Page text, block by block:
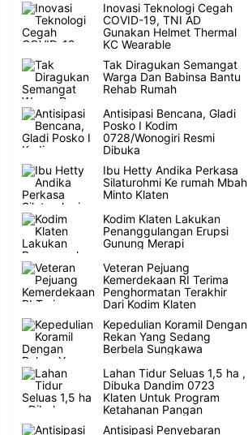
Inovasi Teknologi Cegah
COVID-19, TNI AD
Gunakan Helmet Thermal
KC Wearable
Tak Diragukan Semangat
Warga Dan Babinsa Bantu
Rehab Rumah
Antisipasi Bencana, Gladi
Posko I Kodim
0728/Wonogiri Resmi
Dibuka
Ibu Hetty Andika Perkasa
Silaturohmi Ke rumah Mbah
Minto Klaten
Kodim Klaten Lakukan
Penanggulangan Erupsi
Gunung Merapi
Veteran Pejuang
Kemerdekaan RI Terima
Penghormatan Terakhir
Dari Kodim Klaten
Kepedulian Koramil Dengan
Rekan Yang Sedang
Berbela Sungkawa
Lahan Tidur Seluas 1,5 ha ,
Dibuka Dandim 0723
Klaten Untuk Program
Ketahanan Pangan
Antisipasi Penyebaran